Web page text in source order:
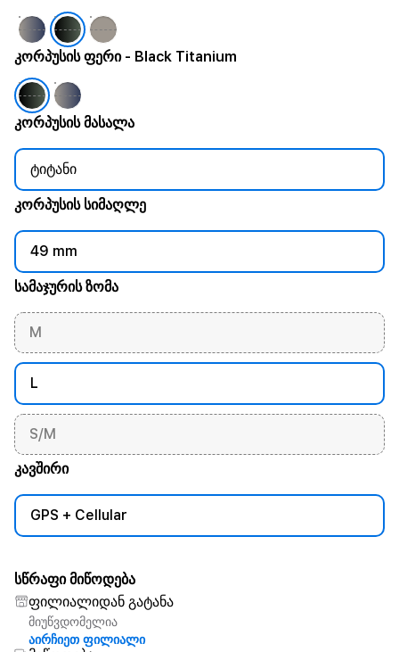
კორპუსის მასალა
ტიტანი
კორპუსის სიმაღლე
49 mm
სამაჯურის ზომა
M
L
S/M
კორპუსის ფერი- Black Titanium
კავშირი
GPS + Cellular
სწრაფი მიწოდება
ფილიალიდან გატანა
მიუწვდომელია
აირჩიეთ ფილიალი